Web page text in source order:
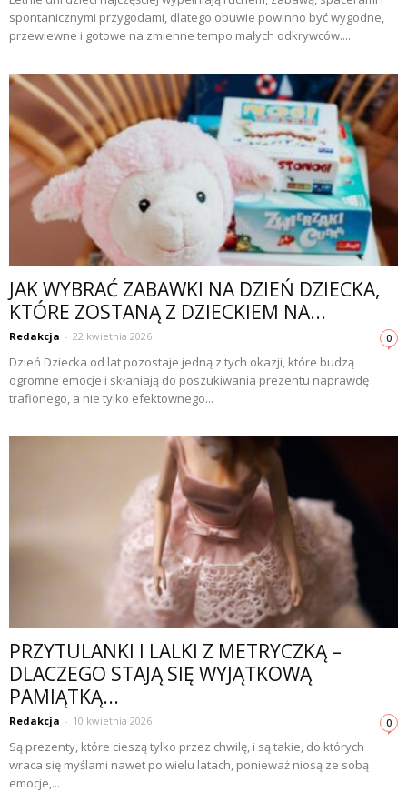
spontanicznymi przygodami, dlatego obuwie powinno być wygodne,
przewiewne i gotowe na zmienne tempo małych odkrywców....
JAK WYBRAĆ ZABAWKI NA DZIEŃ DZIECKA,
KTÓRE ZOSTANĄ Z DZIECKIEM NA...
Redakcja - 22 kwietnia 2026 0
Dzień Dziecka od lat pozostaje jedną z tych okazji, które budzą
ogromne emocje i skłaniają do poszukiwania prezentu naprawdę
trafionego, a nie tylko efektownego...
PRZYTULANKI I LALKI Z METRYCZKĄ –
DLACZEGO STAJĄ SIĘ WYJĄTKOWĄ
PAMIĄTKĄ...
Redakcja - 10 kwietnia 2026 0
Są prezenty, które cieszą tylko przez chwilę, i są takie, do których
wraca się myślami nawet po wielu latach, ponieważ niosą ze sobą
emocje,...